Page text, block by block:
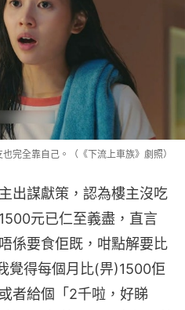
完全靠自己。（《下流上車族》劇照）
出謀獻策，認為樓主沒吃
元已仁至義盡，直言
係要食佢既，咁點解要比
覺得每個月比(畀)1500佢
者給個「2千啦，好睇